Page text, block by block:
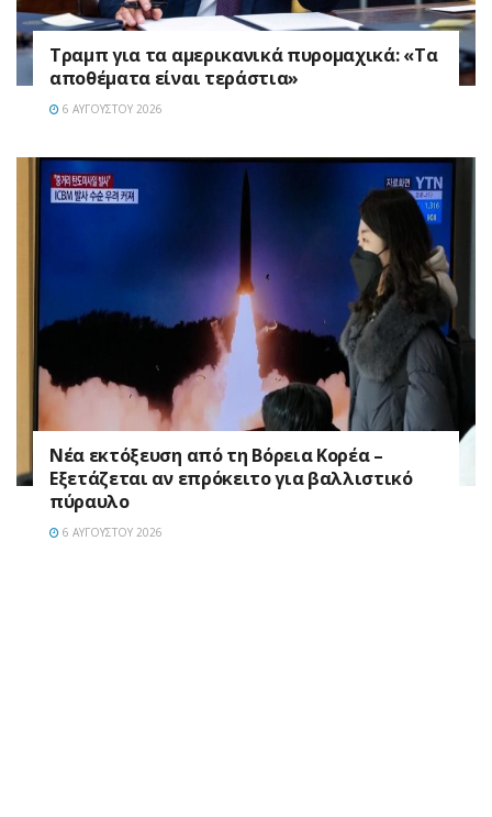
Τραμπ για τα αμερικανικά πυρομαχικά: «Τα
αποθέματα είναι τεράστια»
6 ΑΥΓΟΎΣΤΟΥ 2026
Νέα εκτόξευση από τη Βόρεια Κορέα –
Εξετάζεται αν επρόκειτο για βαλλιστικό
πύραυλο
6 ΑΥΓΟΎΣΤΟΥ 2026